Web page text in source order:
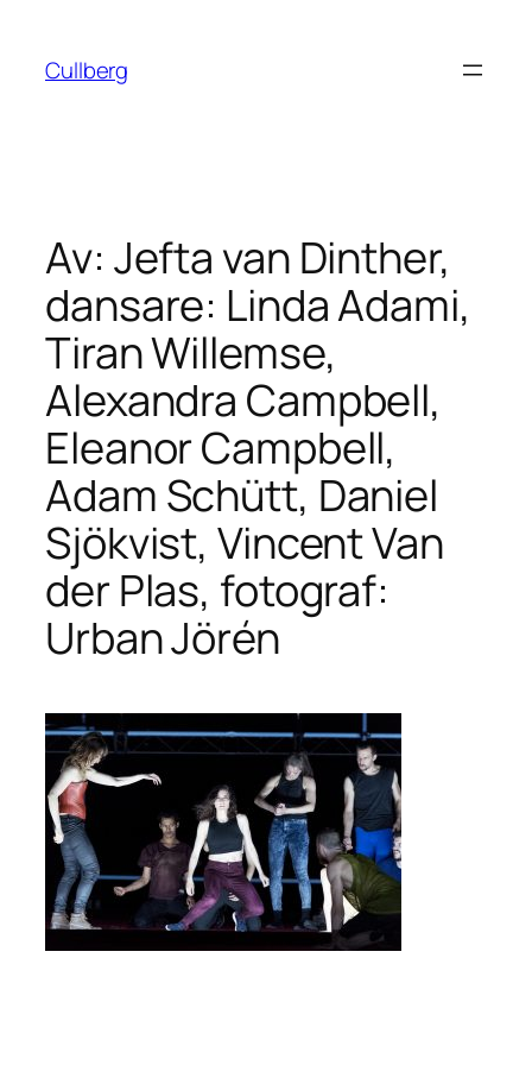
innehåll
Cullberg
Av: Jefta van Dinther,
dansare: Linda Adami,
Tiran Willemse,
Alexandra Campbell,
Eleanor Campbell,
Adam Schütt, Daniel
Sjökvist, Vincent Van
der Plas, fotograf:
Urban Jörén